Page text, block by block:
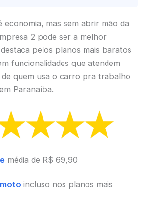
economia, mas sem abrir mão da
2 pode ser a melhor
pelos planos mais baratos
funcionalidades que atendem
de quem usa o carro pra trabalho
Paranaíba.
média de R$ 69,90
incluso nos planos mais